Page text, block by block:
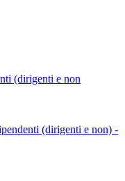
(dirigenti e non
(dirigenti e non) -